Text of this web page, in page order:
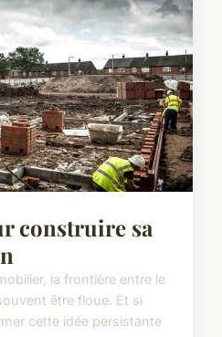
construire sa
la frontière entre le
être floue. Et si
cette idée persistante